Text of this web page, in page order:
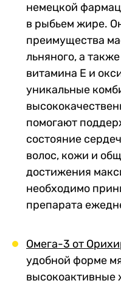
немецкой
в рыбьем жире.
преимущества
льняного, а
витамина Е и
уникальные
помогают
состояние
волос, кожи и
достижения
необходимо
препарата
Омега-3 от
удобной форме